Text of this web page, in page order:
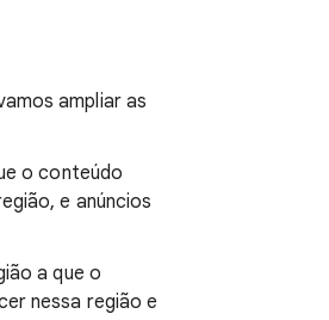
ampliar as
o conteúdo
e anúncios
a que o
nessa região e